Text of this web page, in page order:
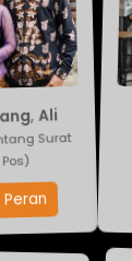
,Ali
Surat